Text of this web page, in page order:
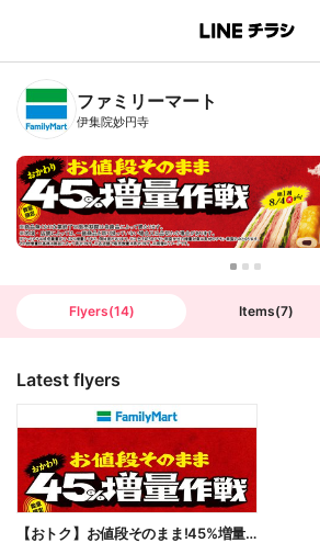
B
n
T
ファミリーマート
伊集院妙円寺
Flyers(14) Items(7)
Latest flyers
【おトク】お値段そのまま!45%増量作戦!